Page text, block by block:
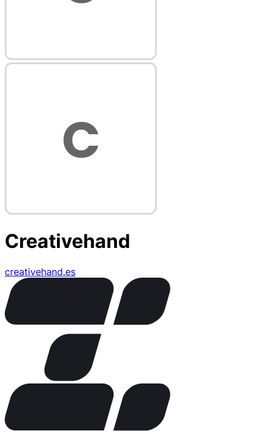
Creativehand
creativehand.es